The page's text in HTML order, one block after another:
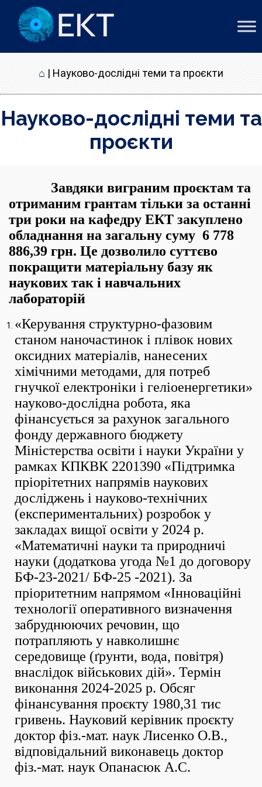
⌂ | Науково-дослідні теми та проєкти
Науково-дослідні теми та
проєкти
Завдяки виграним проєктам та
отриманим грантам тільки за останні
три роки на кафедру ЕКТ закуплено
обладнання на загальну суму 6 778
886,39 грн. Це дозволило суттєво
покращити матеріальну базу як
наукових так і навчальних
лабораторій
«Керування структурно-фазовим
станом наночастинок і плівок нових
оксидних матеріалів, нанесених
хімічними методами, для потреб
гнучкої електроніки і геліоенергетики»
науково-дослідна робота, яка
фінансується за рахунок загального
фонду державного бюджету
Міністерства освіти і науки України у
рамках КПКВК 2201390 «Підтримка
пріорітетних напрямів наукових
досліджень і науково-технічних
(експериментальних) розробок у
закладах вищої освіти у 2024 р.
«Математичні науки та природничі
науки (додаткова угода №1 до договору
БФ-23-2021/ БФ-25 -2021). За
пріоритетним напрямом «Інноваційні
технології оперативного визначення
забруднюючих речовин, що
потрапляють у навколишнє
середовище (ґрунти, вода, повітря)
внаслідок військових дій». Термін
виконання 2024-2025 р. Обсяг
фінансування проєкту 1980,31 тис
гривень. Науковий керівник проєкту
доктор фіз.-мат. наук Лисенко О.В.,
відповідальний виконавець доктор
фіз.-мат. наук Опанасюк А.С.